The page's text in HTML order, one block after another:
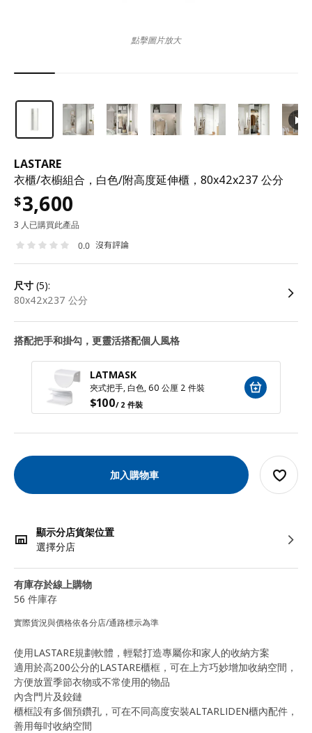
LASTARE
衣櫃/衣櫥組合，白色/附高度延伸櫃，80x42x237 公分
$3,600
3 人已購買此產品
0.0 沒有評論
尺寸 (5):
80x42x237 公分
搭配把手和掛勾，更靈活搭配個人風格
LATMASK
夾式把手, 白色, 60 公厘 2 件裝
$100/ 2 件裝
加入購物車
顯示分店貨架位置
選擇分店
有庫存於線上購物
56 件庫存
實際貨況與價格依各分店/通路標示為準
點擊圖片放大
使用LASTARE規劃軟體，輕鬆打造專屬你和家人的收納方案
適用於高200公分的LASTARE櫃框，可在上方巧妙增加收納空間，
方便放置季節衣物或不常使用的物品
內含門片及鉸鏈
櫃框設有多個預鑽孔，可在不同高度安裝ALTARLIDEN櫃內配件，
善用每吋收納空間